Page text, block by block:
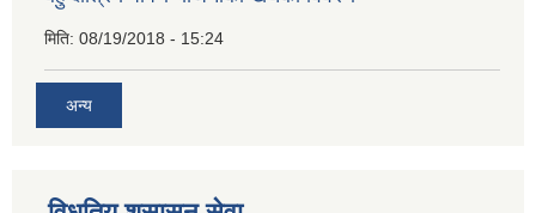
मिति: 08/19/2018 - 15:24
अन्य